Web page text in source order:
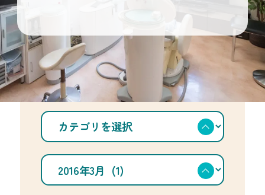
TOP ブログ 2016年3月
カ
ゴ
リ
を
選
ア
カ
イ